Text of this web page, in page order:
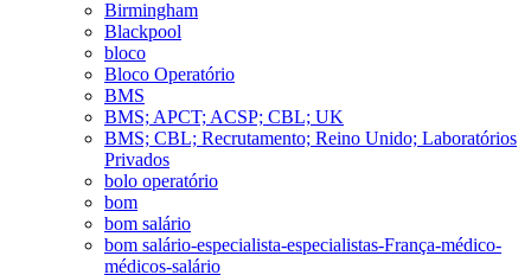
Birmingham
Blackpool
bloco
Bloco Operatório
BMS
BMS; APCT; ACSP; CBL; UK
BMS; CBL; Recrutamento; Reino Unido; Laboratórios
Privados
bolo operatório
bom
bom salário
bom salário-especialista-especialistas-França-médico-
médicos-salário